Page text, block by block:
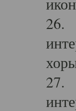
26.
27.